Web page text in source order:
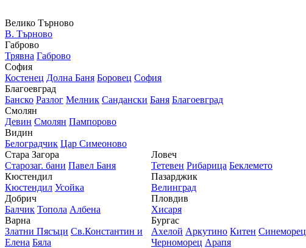
Велико Търново
В. Търново
Габрово
Трявна Габрово
София
Костенец Долна Баня Боровец София
Благоевград
Банско Разлог Мелник Сандански Баня Благоевград
Смолян
Девин Смолян Пампорово
Видин
Белоградчик Цар Симеоново
Стара Загора
Старозаг. бани Павел Баня
Кюстендил
Кюстендил Усойка
Добрич
Балчик Топола Албена
Варна
Златни Пясъци Св.Константин и
Елена Бяла
Ловеч
Тетевен Рибарица Беклемето
Пазарджик
Велинград
Пловдив
Хисаря
Бургас
Ахелой Аркутино Китен Синеморец
Черноморец Арапя